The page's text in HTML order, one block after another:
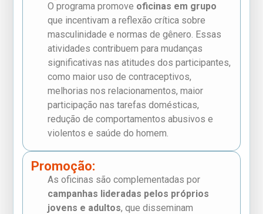
O programa promove oficinas em grupo
que incentivam a reflexão crítica sobre
masculinidade e normas de gênero. Essas
atividades contribuem para mudanças
significativas nas atitudes dos participantes,
como maior uso de contraceptivos,
melhorias nos relacionamentos, maior
participação nas tarefas domésticas,
redução de comportamentos abusivos e
violentos e saúde do homem.
Promoção:
As oficinas são complementadas por
campanhas lideradas pelos próprios
jovens e adultos, que disseminam